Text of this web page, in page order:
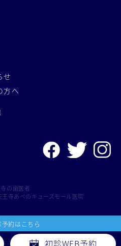
予約はこちら
初診WEB予約
せ
方へ
の歯医者
寺あべのキューズモール医院